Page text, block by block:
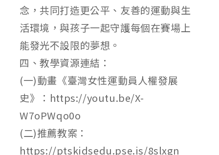
念，共同打造更公平、友善的運動與生
活環境，與孩子一起守護每個在賽場上
能發光不設限的夢想。
四、教學資源連結：
(一)動畫《臺灣女性運動員人權發展
史》：https://youtu.be/X-
W7oPWqo0o
(二)推薦教案：
https://ptskidsedu.pse.is/8slxgn